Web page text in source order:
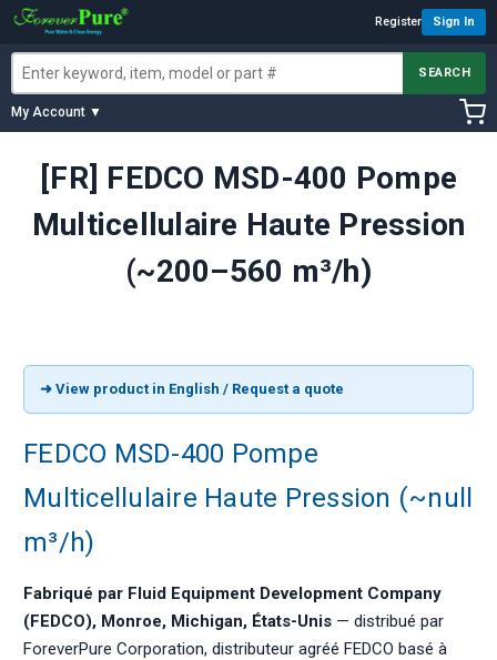
Register Sign In
SEARCH
My Account ▼
[FR] FEDCO MSD-400 Pompe
Multicellulaire Haute Pression
(~200–560 m³/h)
➜ View product in English / Request a quote
FEDCO MSD-400 Pompe
Multicellulaire Haute Pression (~null
m³/h)
Fabriqué par Fluid Equipment Development Company
(FEDCO), Monroe, Michigan, États-Unis — distribué par
ForeverPure Corporation, distributeur agréé FEDCO basé à